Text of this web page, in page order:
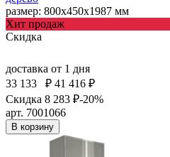
размер: 800х450х1987 мм
Хит продаж
Скидка
доставка от 1 дня
33 133
₽ 41 416 ₽
Скидка 8 283 ₽-20%
арт. 7001066
В корзину